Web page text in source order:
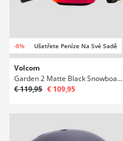
-8% Ušetřete Peníze Na Své Sadě
Volcom
Garden 2 Matte Black Snowboardové brýle
€ 119,95 € 109,95